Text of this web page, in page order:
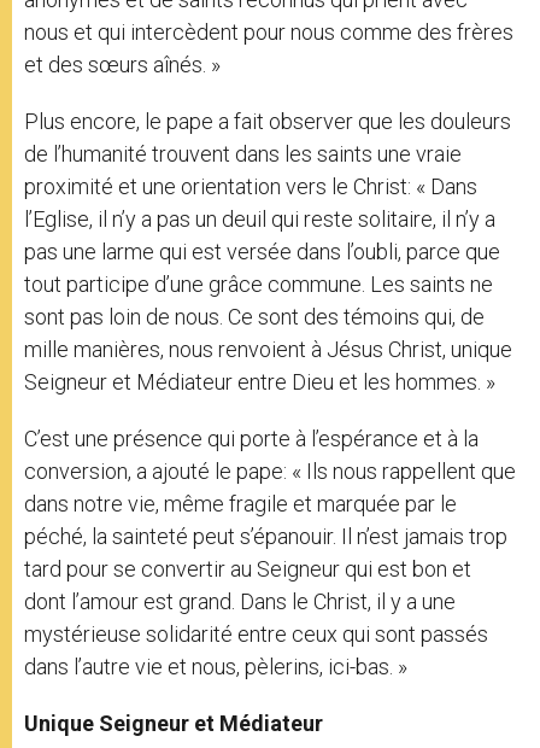
nous et qui intercèdent pour nous comme des frères
et des sœurs aînés. »
Plus encore, le pape a fait observer que les douleurs
de l’humanité trouvent dans les saints une vraie
proximité et une orientation vers le Christ: « Dans
l’Eglise, il n’y a pas un deuil qui reste solitaire, il n’y a
pas une larme qui est versée dans l’oubli, parce que
tout participe d’une grâce commune. Les saints ne
sont pas loin de nous. Ce sont des témoins qui, de
mille manières, nous renvoient à Jésus Christ, unique
Seigneur et Médiateur entre Dieu et les hommes. »
C’est une présence qui porte à l’espérance et à la
conversion, a ajouté le pape: « Ils nous rappellent que
dans notre vie, même fragile et marquée par le
péché, la sainteté peut s’épanouir. Il n’est jamais trop
tard pour se convertir au Seigneur qui est bon et
dont l’amour est grand. Dans le Christ, il y a une
mystérieuse solidarité entre ceux qui sont passés
dans l’autre vie et nous, pèlerins, ici-bas. »
Unique Seigneur et Médiateur